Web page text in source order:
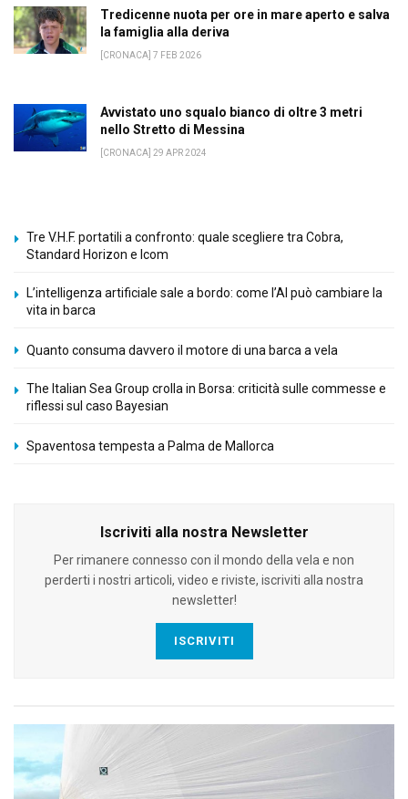
Tredicenne nuota per ore in mare aperto e salva
la famiglia alla deriva
[CRONACA] 7 FEB 2026
Avvistato uno squalo bianco di oltre 3 metri
nello Stretto di Messina
[CRONACA] 29 APR 2024
Tre V.H.F. portatili a confronto: quale scegliere tra Cobra,
Standard Horizon e Icom
L’intelligenza artificiale sale a bordo: come l’AI può cambiare la
vita in barca
Quanto consuma davvero il motore di una barca a vela
The Italian Sea Group crolla in Borsa: criticità sulle commesse e
riflessi sul caso Bayesian
Spaventosa tempesta a Palma de Mallorca
Iscriviti alla nostra Newsletter
Per rimanere connesso con il mondo della vela e non
perderti i nostri articoli, video e riviste, iscriviti alla nostra
newsletter!
ISCRIVITI